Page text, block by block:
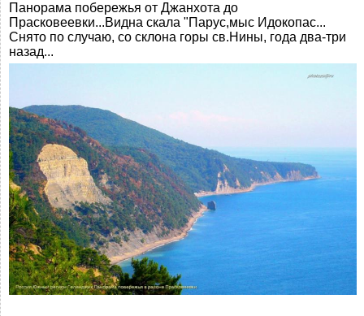
Панорама побережья от Джанхота до
Прасковеевки...Видна скала "Парус,мыс Идокопас...
Снято по случаю, со склона горы св.Нины, года два-три
назад...